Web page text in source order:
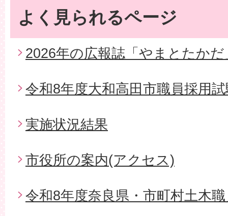
よく見られるページ
2026年の広報誌「やまとたかだ
令和8年度大和高田市職員採用
実施状況結果
市役所の案内(アクセス)
令和8年度奈良県・市町村土木